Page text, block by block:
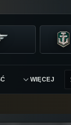
WIĘCEJ